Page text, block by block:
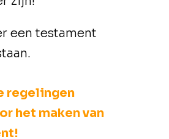
een testament
regelingen
het maken van